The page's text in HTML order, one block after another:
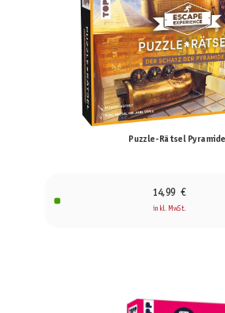
Puzzle-Rätsel Pyramide
14,99 €
inkl. MwSt.